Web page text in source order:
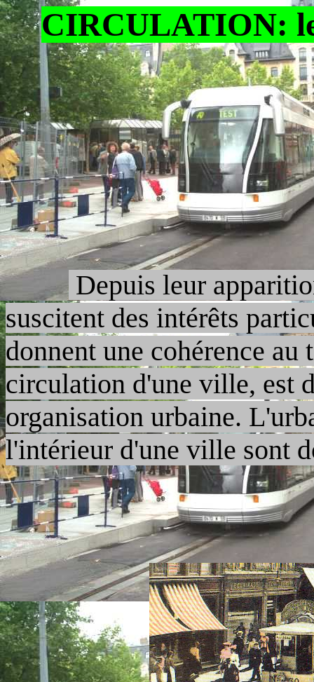
CIRCULATION:
Depuis leur
suscitent des intérêts
donnent une cohérence
circulation d'une ville, est
organisation urbaine.
l'intérieur d'une ville sont